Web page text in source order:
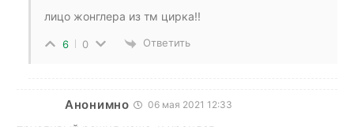
лицо жонглера из тм цирка!!
6 0 Ответить
Анонимно 06 мая 2021 12:33